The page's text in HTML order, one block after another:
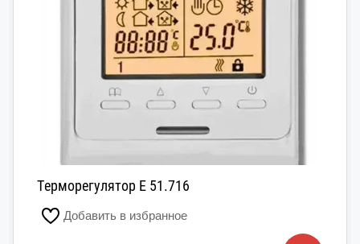
Терморегулятор E 51.716
Добавить в избранное